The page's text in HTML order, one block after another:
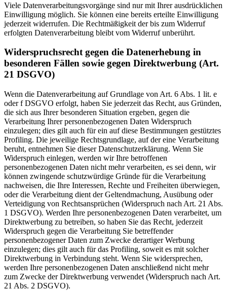
Viele Datenverarbeitungsvorgänge sind nur mit Ihrer ausdrücklichen
Einwilligung möglich. Sie können eine bereits erteilte Einwilligung
jederzeit widerrufen. Die Rechtmäßigkeit der bis zum Widerruf
erfolgten Datenverarbeitung bleibt vom Widerruf unberührt.
Widerspruchsrecht gegen die Datenerhebung in
besonderen Fällen sowie gegen Direktwerbung (Art.
21 DSGVO)
Wenn die Datenverarbeitung auf Grundlage von Art. 6 Abs. 1 lit. e
oder f DSGVO erfolgt, haben Sie jederzeit das Recht, aus Gründen,
die sich aus Ihrer besonderen Situation ergeben, gegen die
Verarbeitung Ihrer personenbezogenen Daten Widerspruch
einzulegen; dies gilt auch für ein auf diese Bestimmungen gestütztes
Profiling. Die jeweilige Rechtsgrundlage, auf der eine Verarbeitung
beruht, entnehmen Sie dieser Datenschutzerklärung. Wenn Sie
Widerspruch einlegen, werden wir Ihre betroffenen
personenbezogenen Daten nicht mehr verarbeiten, es sei denn, wir
können zwingende schutzwürdige Gründe für die Verarbeitung
nachweisen, die Ihre Interessen, Rechte und Freiheiten überwiegen,
oder die Verarbeitung dient der Geltendmachung, Ausübung oder
Verteidigung von Rechtsansprüchen (Widerspruch nach Art. 21 Abs.
1 DSGVO). Werden Ihre personenbezogenen Daten verarbeitet, um
Direktwerbung zu betreiben, so haben Sie das Recht, jederzeit
Widerspruch gegen die Verarbeitung Sie betreffender
personenbezogener Daten zum Zwecke derartiger Werbung
einzulegen; dies gilt auch für das Profiling, soweit es mit solcher
Direktwerbung in Verbindung steht. Wenn Sie widersprechen,
werden Ihre personenbezogenen Daten anschließend nicht mehr
zum Zwecke der Direktwerbung verwendet (Widerspruch nach Art.
21 Abs. 2 DSGVO).